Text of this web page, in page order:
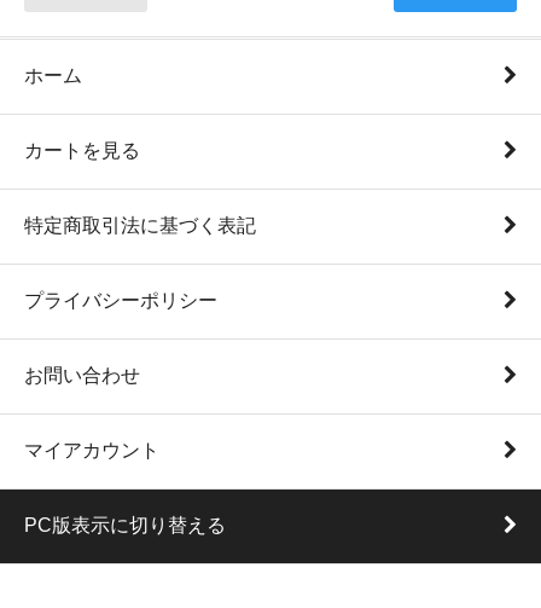
ホーム
カートを見る
特定商取引法に基づく表記
プライバシーポリシー
お問い合わせ
マイアカウント
PC版表示に切り替える